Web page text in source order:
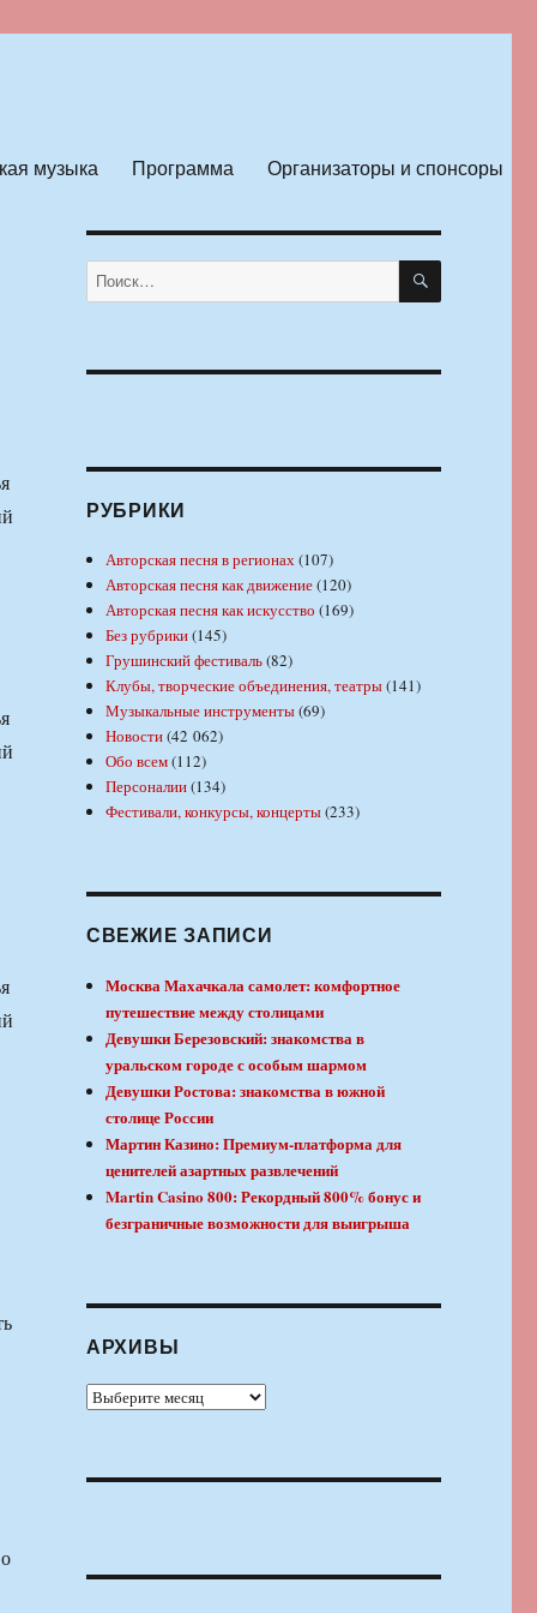
музыка Программа Организаторы и спонсоры
Искать: ПОИСК
РУБРИКИ
Авторская песня в регионах(107)
Авторская песня как движение(120)
Авторская песня как искусство (169)
Без рубрики(145)
Грушинский фестиваль(82)
Клубы, творческие объединения, театры(141)
Музыкальные инструменты(69)
Новости(42 062)
Обо всем(112)
Персоналии(134)
Фестивали, конкурсы, концерты(233)
СВЕЖИЕ ЗАПИСИ
Москва Махачкала самолет: комфортное
путешествие между столицами
Девушки Березовский: знакомства в
уральском городе с особым шармом
Девушки Ростова: знакомства в южной
столице России
Мартин Казино: Премиум-платформа для
ценителей азартных развлечений
Martin Casino 800: Рекордный 800% бонус и
безграничные возможности для выигрыша
АРХИВЫ
Архивы